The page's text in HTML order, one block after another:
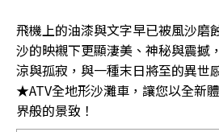
飛機上的油漆與文字早已被風沙磨
沙的映襯下更顯淒美、神秘與震撼
涼與孤寂，與一種末日將至的異世
★ATV全地形沙灘車，讓您以全新
界般的景致！